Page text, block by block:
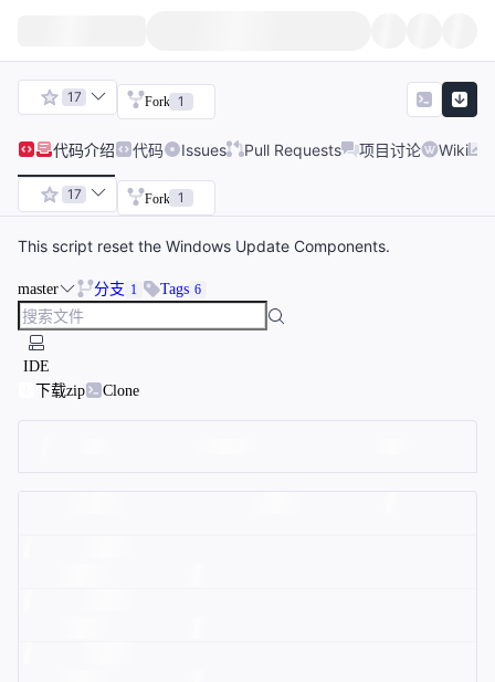
17 Fork 1
代码介绍 代码 Issues Pull Requests 项目讨论 Wiki
17 Fork 1
This script reset the Windows Update Components.
master 分支 1 Tags 6
IDE
下载zip
Clone